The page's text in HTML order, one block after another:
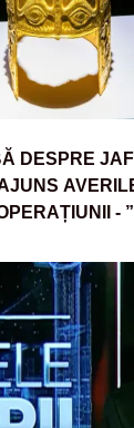
DESPRE
-